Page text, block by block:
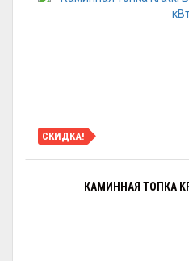
СКИДКА!
КАМИННАЯ ТОПКА